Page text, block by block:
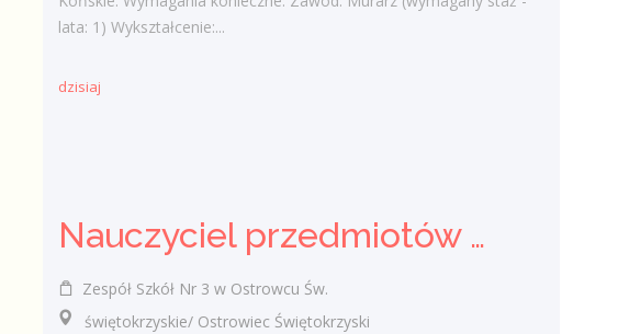
świętokrzyskie/ Ostrowiec Świętokrzyski
technikum kształcącym uczniów w
zawodach technik informatyk oraz technik
lata: 1) Wykształcenie:...
dzisiaj
Nauczyciel przedmiotów zawodowych technicznych (k/m)
Zespół Szkół Nr 3 w Ostrowcu Św.
świętokrzyskie/ Ostrowiec Świętokrzyski